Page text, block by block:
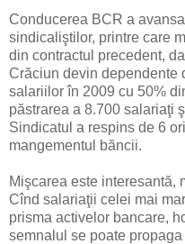
Conducerea BCR a
sindicaliştilor, printre care
din contractul precedent,
Crăciun devin dependente
salariilor în 2009 cu 50%
păstrarea a 8.700 salariaţi
Sindicatul a respins de 6
mangementul băncii.
Mişcarea este interesantă,
Cînd salariaţii celei mai
prisma activelor bancare,
semnalul se poate